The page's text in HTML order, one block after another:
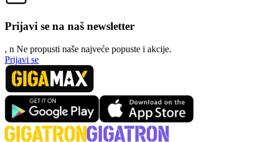
Prijavi se na naš newsletter
, n Ne propusti naše najveće popuste i akcije.
Prijavi se